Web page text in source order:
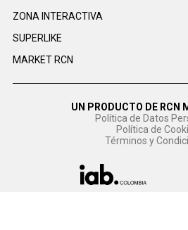
ZONA INTERACTIVA
SUPERLIKE
MARKET RCN
UN PRODUCTO DE RCN
Política de Datos
Política de
Términos y